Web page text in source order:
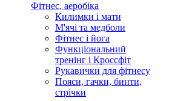
Фітнес, аеробіка
Килимки і мати
М'ячі та медболи
Фітнес і йога
Функціональний
тренінг і Кроссфіт
Рукавички для фітнесу
Пояси, гачки, бинти,
стрічки